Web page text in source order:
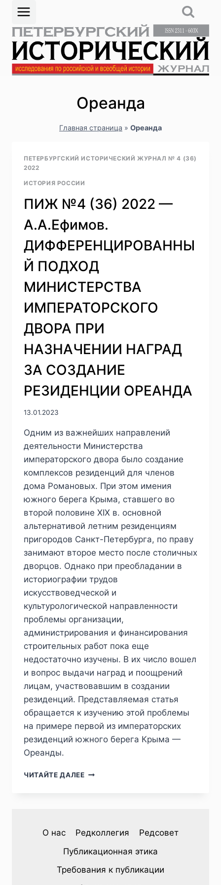
Перейти
содержимому
Ореанда
Главная страница » Ореанда
ПЕТЕРБУРГСКИЙ ИСТОРИЧЕСКИЙ ЖУРНАЛ № 4 (36)
2022
ИСТОРИЯ РОССИИ
ПИЖ №4 (36) 2022 —
А.А.Ефимов.
ДИФФЕРЕНЦИРОВАННЫ
Й ПОДХОД
МИНИСТЕРСТВА
ИМПЕРАТОРСКОГО
ДВОРА ПРИ
НАЗНАЧЕНИИ НАГРАД
ЗА СОЗДАНИЕ
РЕЗИДЕНЦИИ ОРЕАНДА
13.01.2023
Одним из важнейших направлений
деятельности Министерства
императорского двора было создание
комплексов резиденций для членов
дома Романовых. При этом имения
южного берега Крыма, ставшего во
второй половине XIX в. основной
альтернативой летним резиденциям
пригородов Санкт-Петербурга, по праву
занимают второе место после столичных
дворцов. Однако при преобладании в
историографии трудов
искусствоведческой и
культурологической направленности
проблемы организации,
администрирования и финансирования
строительных работ пока еще
недостаточно изучены. В их число вошел
и вопрос выдачи наград и поощрений
лицам, участвовавшим в создании
резиденций. Представляемая статья
обращается к изучению этой проблемы
на примере первой из императорских
резиденций южного берега Крыма —
Ореанды.
ЧИТАЙТЕ ДАЛЕЕПИЖ
ДИФФЕРЕНЦИРОВАННЫЙ
МИНИСТЕРСТВА
ИМПЕРАТОРСКОГО
О нас Редколлегия
Редсовет
Публикационная этика
Требования к публикации